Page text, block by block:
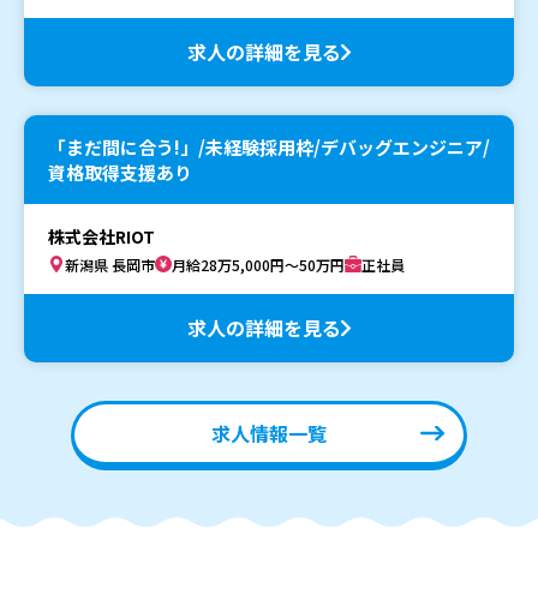
求人の詳細を見る
「まだ間に合う!」/未経験採用枠/デバッグエンジニア/
資格取得支援あり
株式会社RIOT
新潟県 長岡市 月給28万5,000円～50万円 正社員
求人の詳細を見る
求人情報一覧